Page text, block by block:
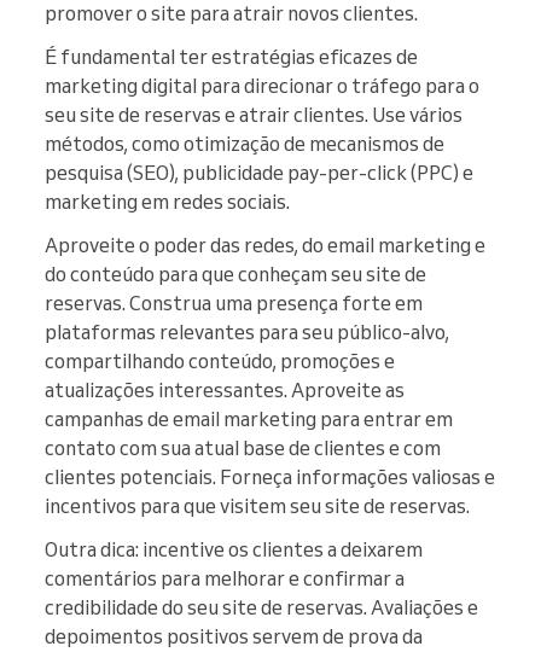
promover o site para atrair novos clientes.
É fundamental ter estratégias eficazes de
marketing digital para direcionar o tráfego para o
seu site de reservas e atrair clientes. Use vários
métodos, como otimização de mecanismos de
pesquisa (SEO), publicidade pay-per-click (PPC) e
marketing em redes sociais.
Aproveite o poder das redes, do email marketing e
do conteúdo para que conheçam seu site de
reservas. Construa uma presença forte em
plataformas relevantes para seu público-alvo,
compartilhando conteúdo, promoções e
atualizações interessantes. Aproveite as
campanhas de email marketing para entrar em
contato com sua atual base de clientes e com
clientes potenciais. Forneça informações valiosas e
incentivos para que visitem seu site de reservas.
Outra dica: incentive os clientes a deixarem
comentários para melhorar e confirmar a
credibilidade do seu site de reservas. Avaliações e
depoimentos positivos servem de prova da